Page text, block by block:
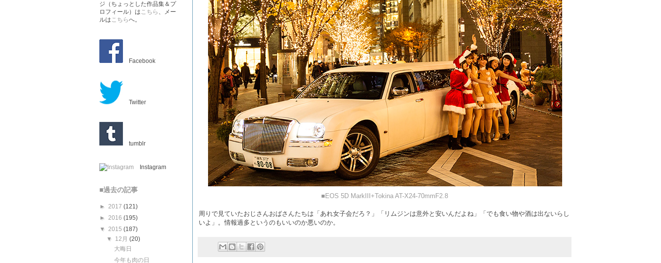
■EOS 5D MarkIII+Tokina AT-X24-70mmF2.8
周りで見ていたおじさんおばさんたちは「あれ女子会だろ？」「リムジンは意外と安いんだよね」「でも食い物や酒は出ないらし
いよ」。情報過多というのもいいのか悪いのか。
ジ（ちょっとした作品集＆プ
ロフィール）はこちら 、メー
ルはこちらへ。
Facebook
Twitter
tumblr
Instagram
■過去の記事
► 2017 (121)
► 2016 (195)
▼ 2015 (187)
▼ 12月(20)
大晦日
今年も肉の日